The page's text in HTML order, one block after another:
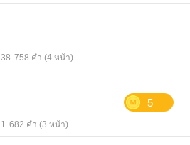
38 758 คำ (4 หน้า)
5
1 682 คำ (3 หน้า)